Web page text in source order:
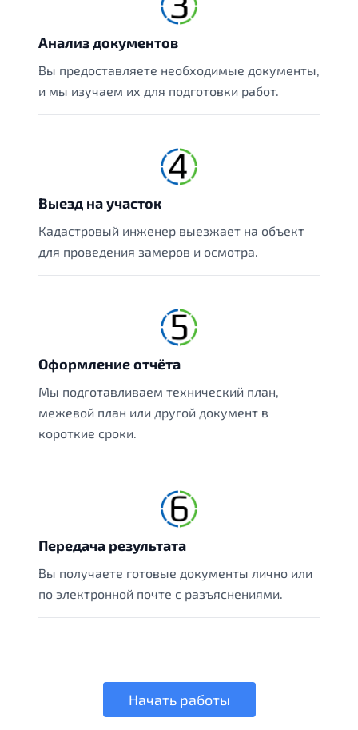
Анализ документов
Вы предоставляете необходимые документы,
и мы изучаем их для подготовки работ.
Выезд на участок
Кадастровый инженер выезжает на объект
для проведения замеров и осмотра.
Оформление отчёта
Мы подготавливаем технический план,
межевой план или другой документ в
короткие сроки.
Передача результата
Вы получаете готовые документы лично или
по электронной почте с разъяснениями.
Начать работы